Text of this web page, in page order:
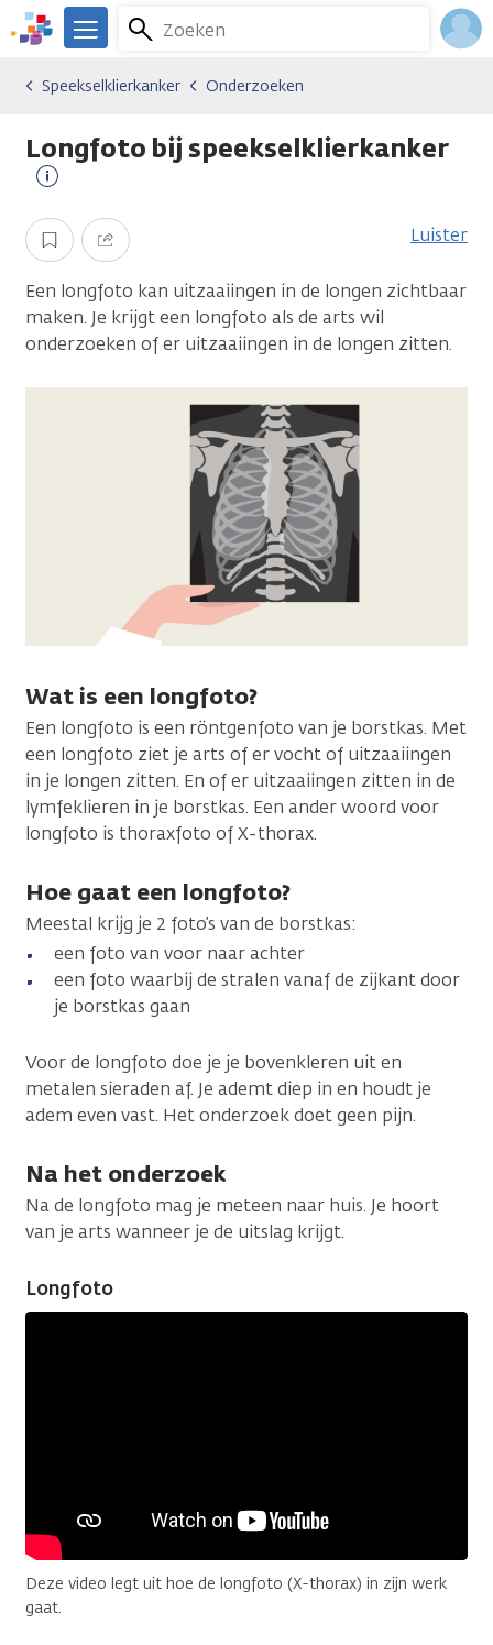
Overslaan
en
gaan
We
er
je.
Kanker.nl
Zoeken
Menu
Kankersoorten
Speekselklierkanker
Onderzoeken
Speekselklierkanker Onderzoeken
Longfoto bij speekselklierkanker
informatie
Opslaan Delen Luister
Een longfoto kan uitzaaiingen in de longen zichtbaar
maken. Je krijgt een longfoto als de arts wil
onderzoeken of er uitzaaiingen in de longen zitten.
Wat is een longfoto?
Een longfoto is een röntgenfoto van je borstkas. Met
een longfoto ziet je arts of er vocht of uitzaaiingen
in je longen zitten. En of er uitzaaiingen zitten in de
lymfeklieren in je borstkas. Een ander woord voor
longfoto is thoraxfoto of X-thorax.
Hoe gaat een longfoto?
Meestal krijg je 2 foto’s van de borstkas:
een foto van voor naar achter
een foto waarbij de stralen vanaf de zijkant door
je borstkas gaan
Voor de longfoto doe je je bovenkleren uit en
metalen sieraden af. Je ademt diep in en houdt je
adem even vast. Het onderzoek doet geen pijn.
Na het onderzoek
Na de longfoto mag je meteen naar huis. Je hoort
van je arts wanneer je de uitslag krijgt.
Longfoto
Deze video legt uit hoe de longfoto (X-thorax) in zijn werk
gaat.